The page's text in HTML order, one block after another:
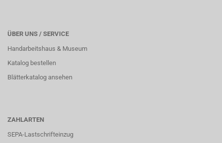
ÜBER UNS / SERVICE
Handarbeitshaus & Museum
Katalog bestellen
Blätterkatalog ansehen
ZAHLARTEN
SEPA-Lastschrifteinzug